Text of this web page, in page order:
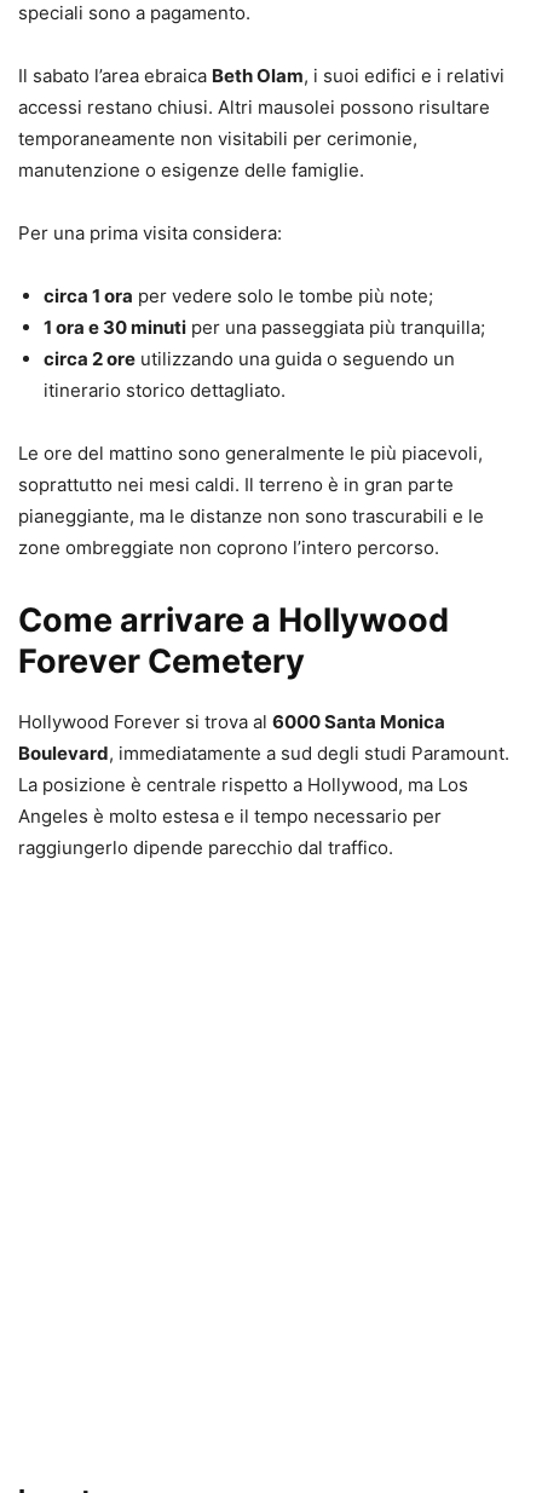
speciali sono a pagamento.
Il sabato l’area ebraica Beth Olam, i suoi edifici e i relativi
accessi restano chiusi. Altri mausolei possono risultare
temporaneamente non visitabili per cerimonie,
manutenzione o esigenze delle famiglie.
Per una prima visita considera:
circa 1 ora per vedere solo le tombe più note;
1 ora e 30 minuti per una passeggiata più tranquilla;
circa 2 ore utilizzando una guida o seguendo un
itinerario storico dettagliato.
Le ore del mattino sono generalmente le più piacevoli,
soprattutto nei mesi caldi. Il terreno è in gran parte
pianeggiante, ma le distanze non sono trascurabili e le
zone ombreggiate non coprono l’intero percorso.
Come arrivare a Hollywood
Forever Cemetery
Hollywood Forever si trova al 6000 Santa Monica
Boulevard, immediatamente a sud degli studi Paramount.
La posizione è centrale rispetto a Hollywood, ma Los
Angeles è molto estesa e il tempo necessario per
raggiungerlo dipende parecchio dal traffico.